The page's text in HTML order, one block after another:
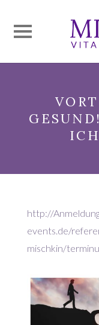
http://
events.de/
mischkin/